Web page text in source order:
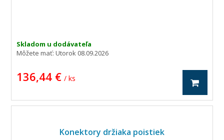
Skladom u dodávateľa
Môžete mať:Utorok 08.09.2026
136,44 € / ks
Konektory držiaka poistiek